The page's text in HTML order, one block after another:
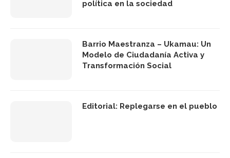
política en la sociedad
Barrio Maestranza – Ukamau: Un
Modelo de Ciudadanía Activa y
Transformación Social
Editorial: Replegarse en el pueblo